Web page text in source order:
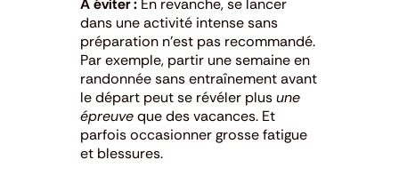
A éviter : En revanche, se lancer
dans une activité intense sans
préparation n’est pas recommandé.
Par exemple, partir une semaine en
randonnée sans entraînement avant
le départ peut se révéler plusune
épreuveque des vacances. Et
parfois occasionner grosse fatigue
et blessures.